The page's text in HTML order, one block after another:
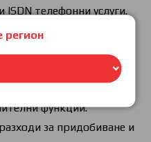
регион
телефонни услуги.
подходящо както за
функции.
за придобиване и